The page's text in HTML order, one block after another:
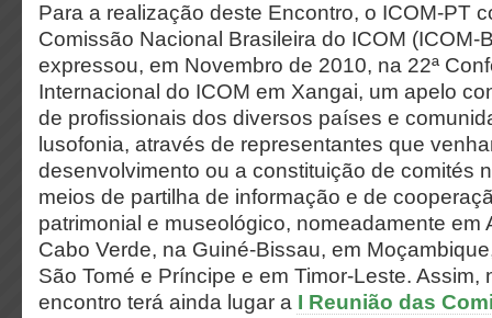
Para a realização deste Encontro, o ICOM-PT
Comissão Nacional Brasileira do ICOM (ICOM-
expressou, em Novembro de 2010, na 22ª
Internacional do ICOM em Xangai, um apelo
de profissionais dos diversos países e
lusofonia, através de representantes que
desenvolvimento ou a constituição de comités
meios de partilha de informação e de
patrimonial e museológico, nomeadamente em
Cabo Verde, na Guiné-Bissau, em
São Tomé e Príncipe e em Timor-Leste. Assim,
encontro terá ainda lugar a I Reunião das